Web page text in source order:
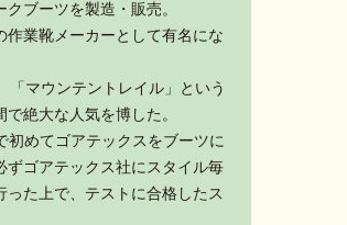
ブーツを製造・販売。
業靴メーカーとして有名にな
「マウンテントレイル」という
絶大な人気を博した。
初めてゴアテックスをブーツに
ずゴアテックス社にスタイル毎
た上で、テストに合格したス